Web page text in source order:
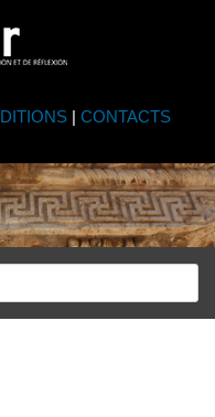
| CONTACTS